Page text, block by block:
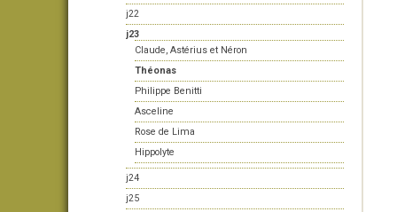
j22
j23
Claude, Astérius et Néron
Théonas
Philippe Benitti
Asceline
Rose de Lima
Hippolyte
j24
j25